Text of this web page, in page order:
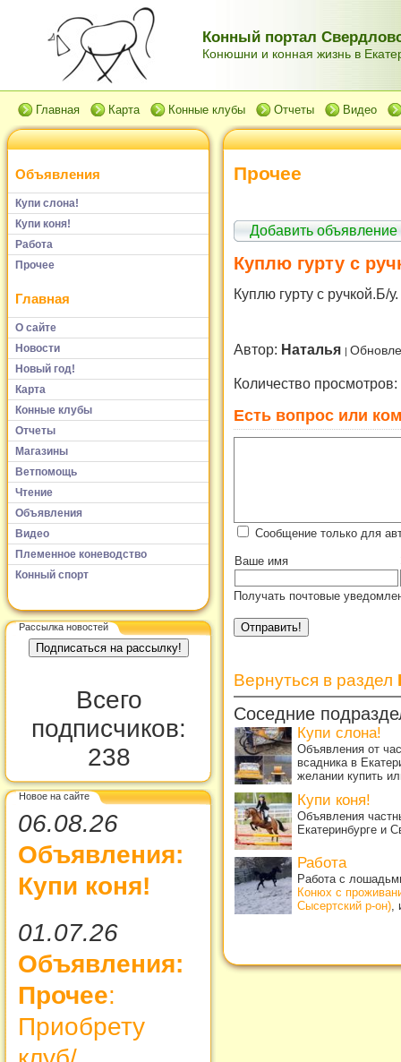
Конный портал
Конюшни и конная жизнь в
Главная Карта Конные клубы Отчеты Видео
Объявления
Купи слона!
Купи коня!
Работа
Прочее
Главная
О сайте
Новости
Новый год!
Карта
Конные клубы
Отчеты
Магазины
Ветпомощь
Чтение
Объявления
Видео
Племенное коневодство
Конный спорт
Рассылка новостей
Всего
подписчиков:
238
Новое на сайте
06.08.26
Объявления:
Купи коня!
01.07.26
Объявления:
Прочее:
Приобрету
Прочее
Добавить объявление
Куплю гурту с
Куплю гурту с ручкой.Б/
Автор: Наталья
Количество просмотров:
Есть вопрос или
Сообщение только для
Ваше имя
Получать почтовые
Вернуться в раздел
Соседние
Купи слона!
Объявления от
всадника в
желании купить
Купи коня!
Объявления
Екатеринбурге и
Работа
Работа с
Конюх с
Сысертский р-он)